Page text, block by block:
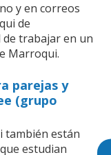
y en correos
de
de trabajar en un
Marroqui.
parejas y
(grupo
también están
estudian